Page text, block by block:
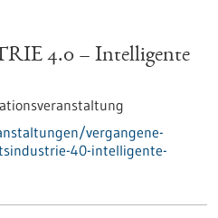
4.0 – Intelligente
vergangene-
40-intelligente-